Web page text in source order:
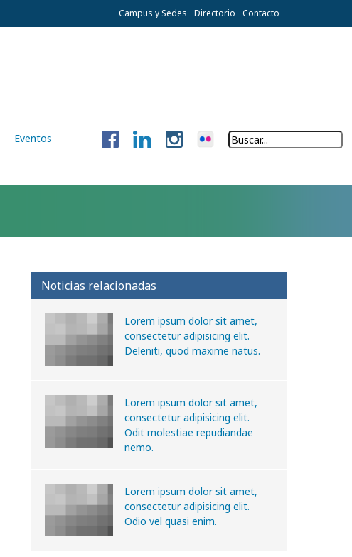
Campus y Sedes Directorio Contacto
Eventos
Noticias relacionadas
Lorem ipsum dolor sit amet,
consectetur adipisicing elit.
Deleniti, quod maxime natus.
Lorem ipsum dolor sit amet,
consectetur adipisicing elit.
Odit molestiae repudiandae
nemo.
Lorem ipsum dolor sit amet,
consectetur adipisicing elit.
Odio vel quasi enim.